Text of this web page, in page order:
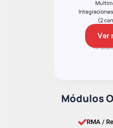
Ver
Módulos
RMA /